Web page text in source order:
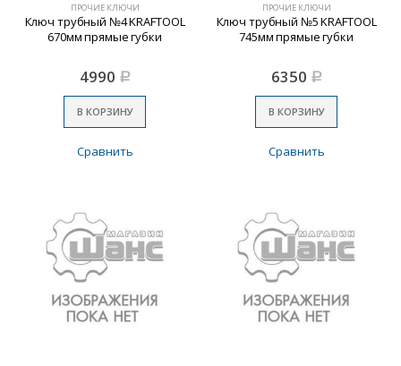
ПРОЧИЕ КЛЮЧИ
Ключ трубный №4 KRAFTOOL
670мм прямые губки
4990 Р
В КОРЗИНУ
Сравнить
ПРОЧИЕ КЛЮЧИ
Ключ трубный №5 KRAFTOOL
745мм прямые губки
6350 Р
В КОРЗИНУ
Сравнить